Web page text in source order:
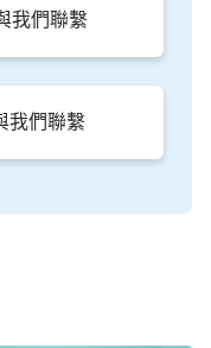
然此時的多馬不再
相聚的機會，永遠
了跟隨基督、認識
機會。而主耶穌的
的信給出了結論，
神的大功徹底告成
我們聯繫
我們聯繫